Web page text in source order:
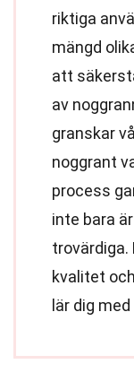
riktiga
mängd
att
av
granskar
noggrant
process
inte bara
trovärdiga.
kvalitet
lär dig